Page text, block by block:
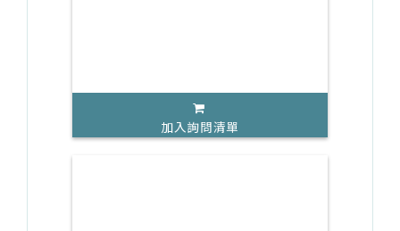
加入詢問清單